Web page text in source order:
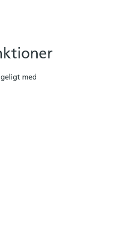
med